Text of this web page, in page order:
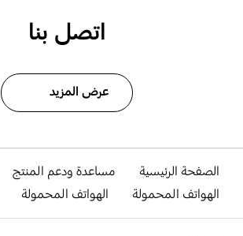
اتصل بنا
عرض المزيد
الصفحة الرئيسية
مساعدة ودعم المنتج
الهواتف المحمولة
الهواتف المحمولة